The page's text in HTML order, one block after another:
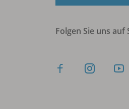
Folgen Sie uns auf